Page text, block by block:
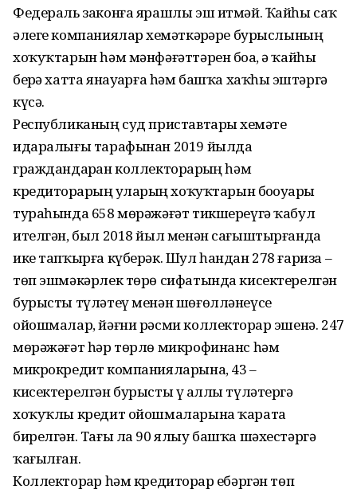
Федераль законға ярашлы эш итмәй. Ҡайһы саҡ
әлеге компаниялар хеҙмәткәрҙәре бурыслының
хоҡуҡтарын һәм мәнфәғәттәрен боҙа, ә ҡайһы
берҙә хатта янауҙарға һәм башҡа хаҡһыҙ эштәргә
күсә.
Республиканың суд приставтары хеҙмәте
идаралығы тарафынан 2019 йылда
граждандарҙан коллекторҙарҙың һәм
кредиторҙарҙың уларҙың хоҡуҡтарын боҙоуҙары
тураһында 658 мөрәжәғәт тикшереүгә ҡабул
ителгән, был 2018 йыл менән сағыштырғанда
ике тапҡырға күберәк. Шул һандан 278 ғариза –
төп эшмәкәрлек төрө сифатында кисектерелгән
бурысты түләтеү менән шөғөлләнеүсе
ойошмалар, йәғни рәсми коллекторҙар эшенә. 247
мөрәжәғәт һәр төрлө микрофинанс һәм
микрокредит компанияларына, 43 –
кисектерелгән бурысты үҙ аллы түләтергә
хоҡуҡлы кредит ойошмаларына ҡарата
бирелгән. Тағы ла 90 ялыу башҡа шәхестәргә
ҡағылған.
Коллекторҙар һәм кредиторҙар ебәргән төп